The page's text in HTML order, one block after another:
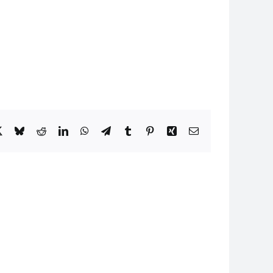
BlueskyRedditLinkedInWhatsApp
TelegramTumblr PinterestXing Email